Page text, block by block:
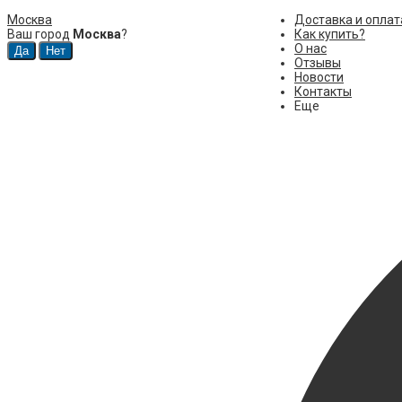
Москва
Ваш город Москва?
Доставка и
Как купить?
О нас
Отзывы
Новости
Контакты
Еще